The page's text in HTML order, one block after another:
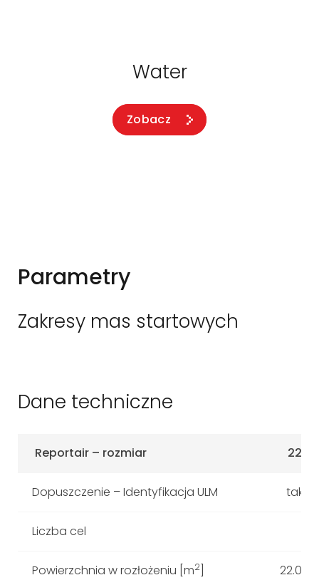
Water
Zobacz
Parametry
Zakresy mas startowych
Dane techniczne
Reportair – rozmiar 22
Dopuszczenie – Identyfikacja ULM tak
Liczba cel
Powierzchnia w rozłożeniu [m2 22.00